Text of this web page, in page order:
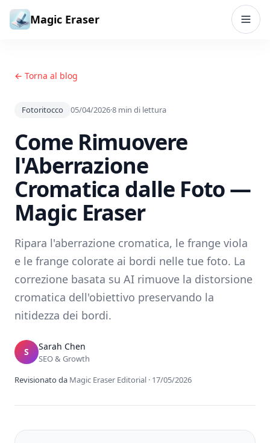
Vai al contenuto
Magic Eraser
← Torna al blog
Fotoritocco 05/04/2026·8 min di lettura
Come Rimuovere
l'Aberrazione
Cromatica dalle Foto —
Magic Eraser
Ripara l'aberrazione cromatica, le frange viola
e le frange colorate ai bordi nelle tue foto. La
correzione basata su AI rimuove la distorsione
cromatica dell'obiettivo preservando la
nitidezza dei bordi.
S Sarah Chen
SEO & Growth
Revisionato da Magic Eraser Editorial · 17/05/2026